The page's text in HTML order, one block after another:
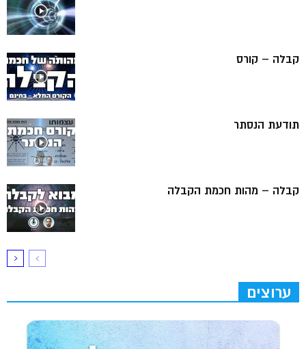
קבלה – קורס
תודעת הנסתר
קבלה – מהות חכמת הקבלה
ערוצים